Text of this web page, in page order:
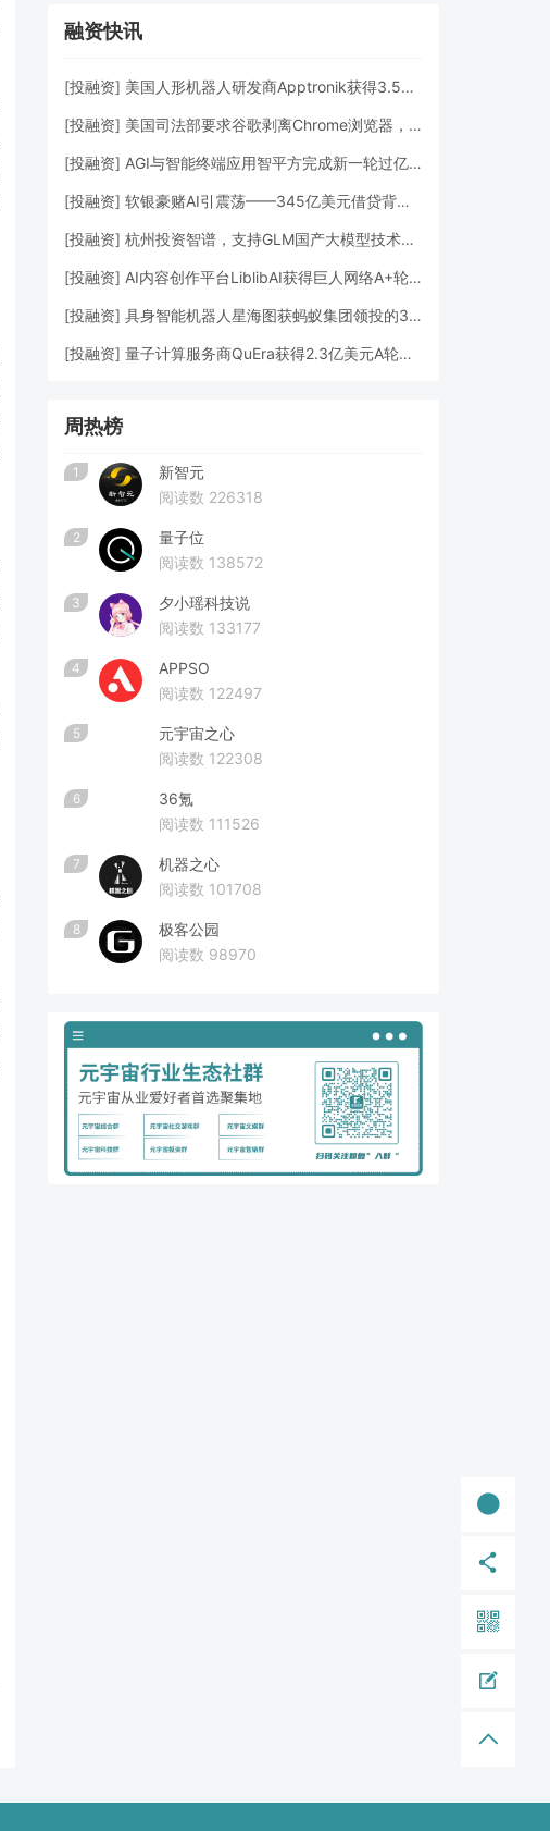
融资快讯
[投融资] 美国人形机器人研发商Apptronik获得3.5亿美元A轮融资
[投融资] 美国司法部要求谷歌剥离Chrome浏览器，但允许其进行AI投资
[投融资] AGI与智能终端应用智平方完成新一轮过亿元Pre-A+轮融资
[投融资] 软银豪赌AI引震荡——345亿美元借贷背后的“生死赌局”
[投融资] 杭州投资智谱，支持GLM国产大模型技术发展
[投融资] AI内容创作平台LiblibAI获得巨人网络A+轮数亿元融资
[投融资] 具身智能机器人星海图获蚂蚁集团领投的3亿元A轮融资
[投融资] 量子计算服务商QuEra获得2.3亿美元A轮融资
周热榜
1
新智元
阅读数 226318
2
量子位
阅读数 138572
3
夕小瑶科技说
阅读数 133177
4
APPSO
阅读数 122497
5
元宇宙之心
阅读数 122308
6
36氪
阅读数 111526
7
机器之心
阅读数 101708
8
极客公园
阅读数 98970